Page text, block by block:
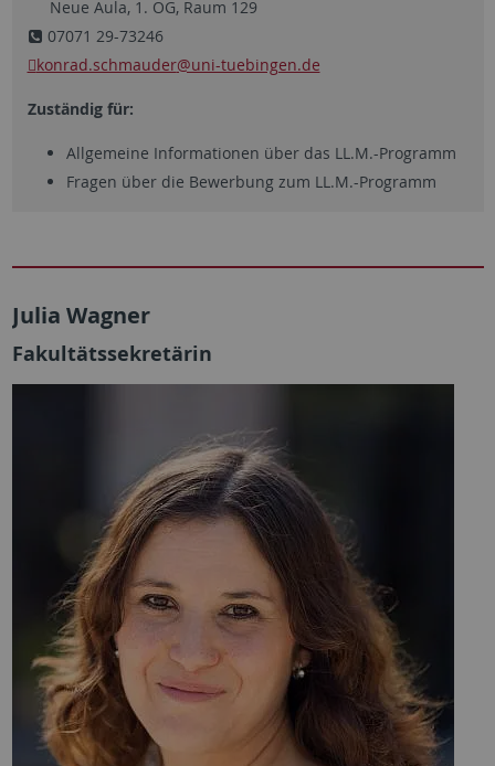
Neue Aula, 1. OG, Raum 129
07071 29-73246
konrad.schmauder@uni-tuebingen.de
Zuständig für:
Allgemeine Informationen über das LL.M.-Programm
Fragen über die Bewerbung zum LL.M.-Programm
Julia Wagner
Fakultätssekretärin